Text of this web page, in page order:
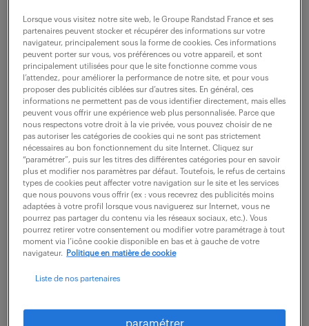
ne ratez aucune
opportunité.
recevez chaque semaine par mail les offres qui
correspondent à votre dernière recherche.
créer une alerte
Lorsque vous visitez notre site web, le Groupe Randstad France et ses
partenaires peuvent stocker et récupérer des informations sur votre
navigateur, principalement sous la forme de cookies. Ces informations
peuvent porter sur vous, vos préférences ou votre appareil, et sont
principalement utilisées pour que le site fonctionne comme vous
l’attendez, pour améliorer la performance de notre site, et pour vous
proposer des publicités ciblées sur d’autres sites. En général, ces
informations ne permettent pas de vous identifier directement, mais elles
peuvent vous offrir une expérience web plus personnalisée. Parce que
nous respectons votre droit à la vie privée, vous pouvez choisir de ne
pas autoriser les catégories de cookies qui ne sont pas strictement
nécessaires au bon fonctionnement du site Internet. Cliquez sur
“paramétrer”, puis sur les titres des différentes catégories pour en savoir
plus et modifier nos paramètres par défaut. Toutefois, le refus de certains
types de cookies peut affecter votre navigation sur le site et les services
que nous pouvons vous offrir (ex : vous recevrez des publicités moins
adaptées à votre profil lorsque vous naviguerez sur Internet, vous ne
pourrez pas partager du contenu via les réseaux sociaux, etc.). Vous
pourrez retirer votre consentement ou modifier votre paramétrage à tout
moment via l’icône cookie disponible en bas et à gauche de votre
navigateur.
Politique en matière de cookie
Liste de nos partenaires
paramétrer